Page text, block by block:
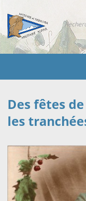
Des fêtes
les